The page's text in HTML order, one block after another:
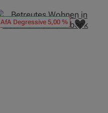
AfA Degressive 5,00 %